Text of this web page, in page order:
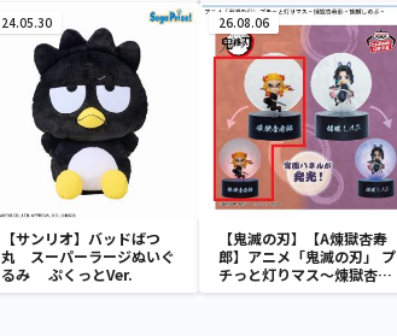
24.05.30
【サンリオ】バッドばつ
丸 スーパーラージぬいぐ
るみ ぷくっとVer.
26.08.06
【鬼滅の刃】【A煉獄杏寿
郎】アニメ「鬼滅の刃」 プ
チっと灯りマス～煉獄杏寿
郎・胡蝶しのぶ～